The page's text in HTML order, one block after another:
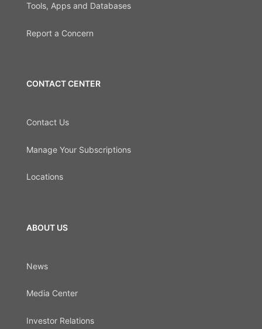
Tools, Apps and Databases
Report a Concern
CONTACT CENTER
Contact Us
Manage Your Subscriptions
Locations
ABOUT US
News
Media Center
Investor Relations